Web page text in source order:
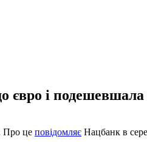
і
Про це повідомляє Нацбанк в